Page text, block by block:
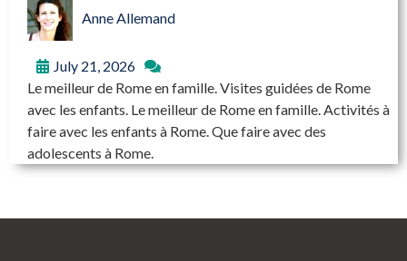
Anne Allemand
July 21, 2026
Le meilleur de Rome en famille. Visites guidées de Rome
avec les enfants. Le meilleur de Rome en famille. Activités à
faire avec les enfants à Rome. Que faire avec des
adolescents à Rome.